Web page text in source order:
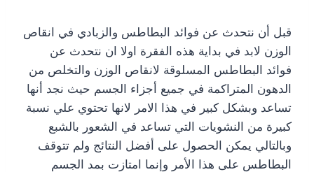
قبل أن نتحدث عن فوائد البطاطس والزبادي في انقاص
الوزن لابد في بداية هذه الفقرة اولا ان نتحدث عن
فوائد البطاطس المسلوقة لانقاص الوزن والتخلص من
الدهون المتراكمة في جميع أجزاء الجسم حيث نجد أنها
تساعد وبشكل كبير في هذا الامر لانها تحتوي علي نسبة
كبيرة من النشويات التي تساعد في الشعور بالشبع
وبالتالي يمكن الحصول على أفضل النتائج ولم تتوقف
البطاطس على هذا الأمر وإنما امتازت بمد الجسم